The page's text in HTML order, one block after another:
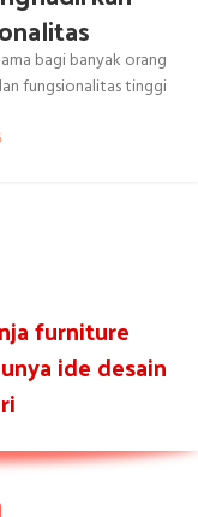
bagi banyak orang
fungsionalitas tinggi
furniture
ide desain